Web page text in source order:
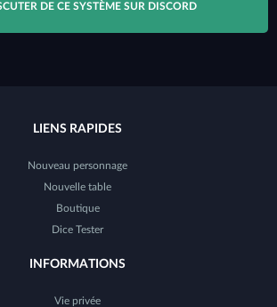
DE CE SYSTÈME SUR DISCORD
LIENS RAPIDES
Nouveau personnage
Nouvelle table
Boutique
Dice Tester
INFORMATIONS
Vie privée